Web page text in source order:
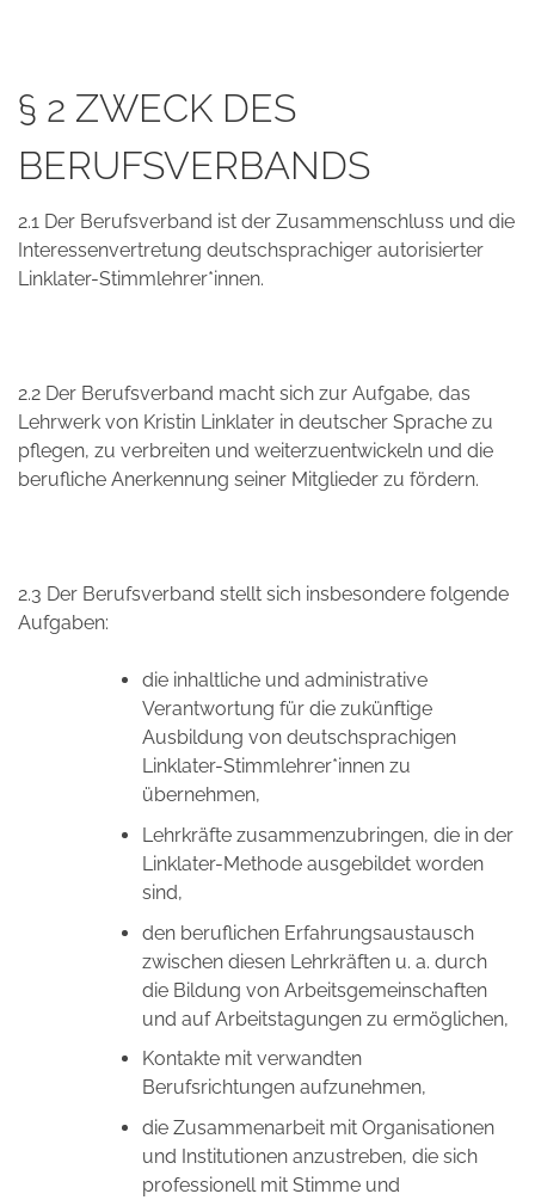
§ 2 ZWECK DES
BERUFSVERBANDS
2.1 Der Berufsverband ist der Zusammenschluss und die
Interessenvertretung deutschsprachiger autorisierter
Linklater-Stimmlehrer*innen.
2.2 Der Berufsverband macht sich zur Aufgabe, das
Lehrwerk von Kristin Linklater in deutscher Sprache zu
pflegen, zu verbreiten und weiterzuentwickeln und die
berufliche Anerkennung seiner Mitglieder zu fördern.
2.3 Der Berufsverband stellt sich insbesondere folgende
Aufgaben:
die inhaltliche und administrative
Verantwortung für die zukünftige
Ausbildung von deutschsprachigen
Linklater-Stimmlehrer*innen zu
übernehmen,
Lehrkräfte zusammenzubringen, die in der
Linklater-Methode ausgebildet worden
sind,
den beruflichen Erfahrungsaustausch
zwischen diesen Lehrkräften u. a. durch
die Bildung von Arbeitsgemeinschaften
und auf Arbeitstagungen zu ermöglichen,
Kontakte mit verwandten
Berufsrichtungen aufzunehmen,
die Zusammenarbeit mit Organisationen
und Institutionen anzustreben, die sich
professionell mit Stimme und